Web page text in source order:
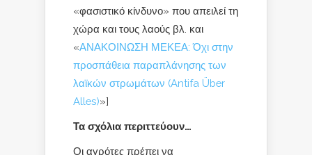
«φασιστικό κίνδυνο» που απειλεί τη
χώρα και τους λαούς βλ. και
«ΑΝΑΚΟΙΝΩΣΗ ΜΕΚΕΑ: Όχι στην
προσπάθεια παραπλάνησης των
λαϊκών στρωμάτων (Antifa Über
Alles)»]
Τα σχόλια περιττεύουν…
Οι αγρότες πρέπει να